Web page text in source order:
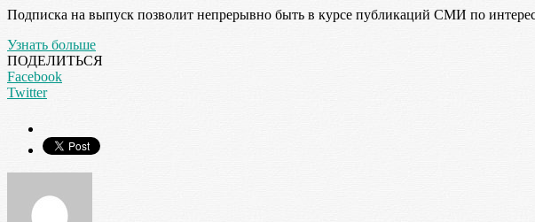
Подписка на выпуск позволит непрерывно быть в курсе публикаций СМИ по
Узнать больше
ПОДЕЛИТЬСЯ
Facebook
Twitter